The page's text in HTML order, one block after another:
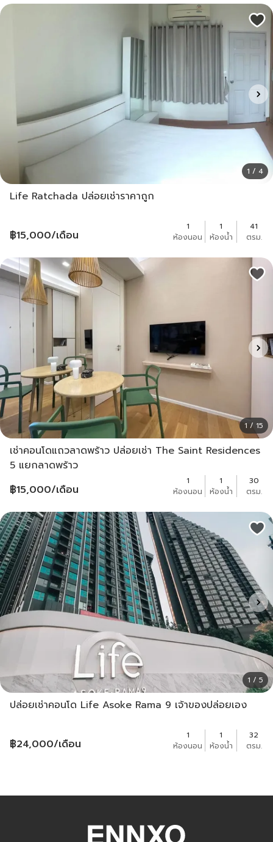
1 / 4
Life Ratchada ปล่อยเช่าราคาถูก
฿15,000/เดือน
1
ห้องนอน
1
ห้องน้ำ
41
ตรม.
1 / 15
เช่าคอนโดแถวลาดพร้าว ปล่อยเช่า The Saint Residences
5 แยกลาดพร้าว
฿15,000/เดือน
1
ห้องนอน
1
ห้องน้ำ
30
ตรม.
1 / 5
ปล่อยเช่าคอนโด Life Asoke Rama 9 เจ้าของปล่อยเอง
฿24,000/เดือน
1
ห้องนอน
1
ห้องน้ำ
32
ตรม.